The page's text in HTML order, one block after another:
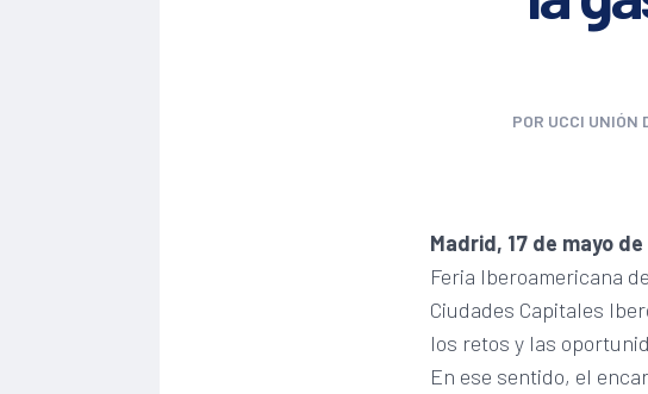
POR UCCI UNIÓN
Madrid, 17 de mayo
Feria Iberoamericana
Ciudades Capitales
los retos y las
En ese sentido, el